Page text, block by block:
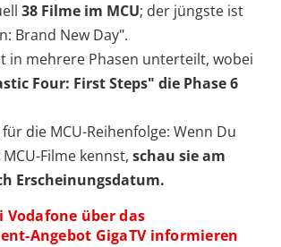
38 Filme im MCU; der jüngste ist
Brand New Day".
in mehrere Phasen unterteilt, wobei
Four: First Steps" die Phase 6
die MCU-Reihenfolge: Wenn Du
Filme kennst, schau sie am
Erscheinungsdatum.
Vodafone über das
Angebot GigaTV informieren